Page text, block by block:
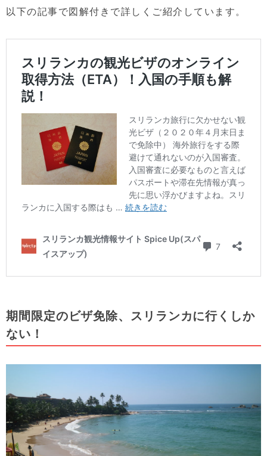
以下の記事で図解付きで詳しくご紹介しています。
期間限定のビザ免除、スリランカに行くしか
ない！